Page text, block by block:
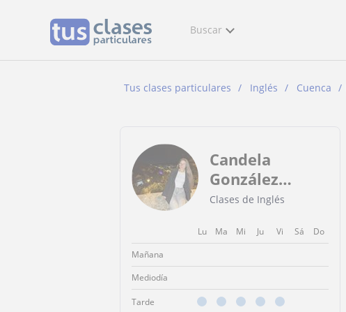
Buscar
Tus clases particulares Inglés Cuenca
Candela
González
Llorente
Clases de Inglés
Lu Ma Mi Ju Vi Sá
Do
Mañana
Mediodía
Tarde